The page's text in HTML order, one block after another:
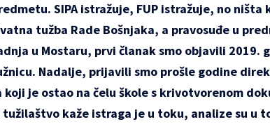
SIPA istražuje, FUP istražuje, no ništa
tužba Rade Bošnjaka, a pravosuđe u
u Mostaru, prvi članak smo objavili 2019.
Nadalje, prijavili smo prošle godine
koji je ostao na čelu škole s krivotvorenom
kaže istraga je u toku, analize su u